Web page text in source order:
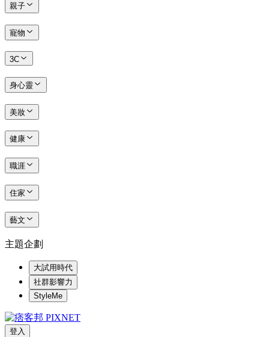
親子
寵物
3C
身心靈
美妝
健康
職涯
住家
藝文
主題企劃
大試用時代
社群影響力
StyleMe
登入